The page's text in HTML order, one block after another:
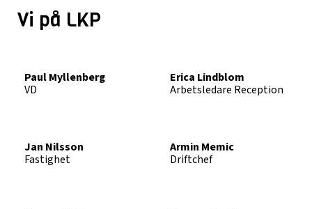
Vi på LKP
Paul Myllenberg
VD
Erica Lindblom
Arbetsledare Reception
Jan Nilsson
Fastighet
Armin Memic
Driftchef